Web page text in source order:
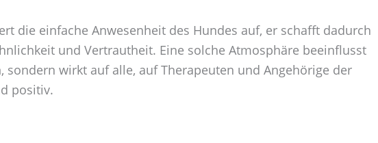
die einfache Anwesenheit des Hundes auf, er schafft dadurch
und Vertrautheit. Eine solche Atmosphäre beeinflusst
wirkt auf alle, auf Therapeuten und Angehörige der
positiv.